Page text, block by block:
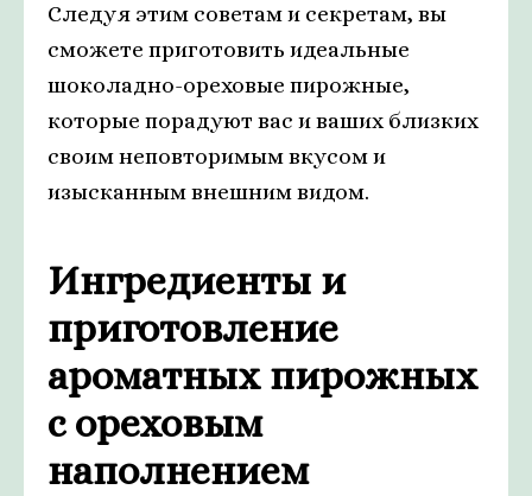
Следуя этим советам и секретам, вы
сможете приготовить идеальные
шоколадно-ореховые пирожные,
которые порадуют вас и ваших близких
своим неповторимым вкусом и
изысканным внешним видом.
Ингредиенты и
приготовление
ароматных пирожных
с ореховым
наполнением